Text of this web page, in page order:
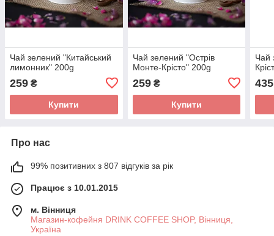
Чай зелений "Китайський
лимонник" 200g
259 ₴
Купити
Чай зелений "Острів
Монте-Крісто" 200g
259₴
Купити
Чай
435
Про нас
99% позитивних з 807 відгуків за рік
Працює з 10.01.2015
м. Вінниця
Магазин-кофейня DRINK COFFEE SHOP, Вінниця,
Україна